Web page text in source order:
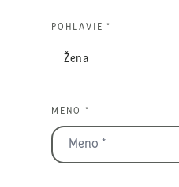
POHLAVIE *
MENO *